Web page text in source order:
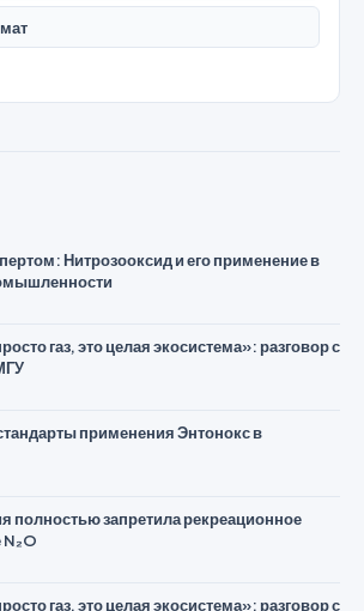
Нитрозооксид и его применение в
газ, это целая экосистема»: разговор с
применения Энтонокс в
полностью запретила рекреационное
газ, это целая экосистема»: разговор с